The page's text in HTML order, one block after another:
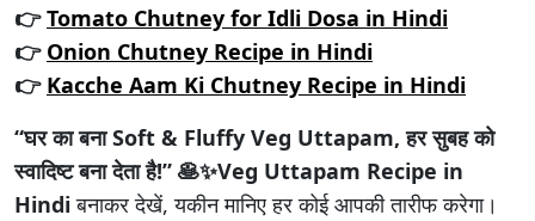
👉Tomato Chutney for Idli Dosa in Hindi
👉 Onion Chutney Recipe in Hindi
👉 Kacche Aam Ki Chutney Recipe in Hindi
“घर का बना Soft & Fluffy Veg Uttapam, हर सुबह को
स्वादिष्ट बना देता है!” 🥞✨Veg Uttapam Recipe in
Hindiबनाकर देखें, यकीन मानिए हर कोई आपकी तारीफ करेगा।